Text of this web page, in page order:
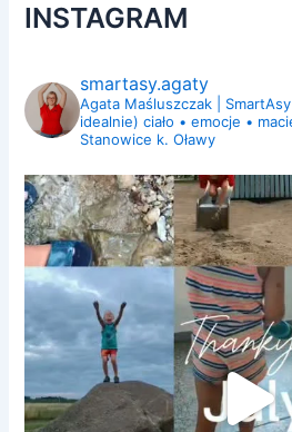
INSTAGRAM
smartasy.agaty
Agata Maśluszczak | SmartAsy
idealnie) ciało • emocje •
Stanowice k. Oławy